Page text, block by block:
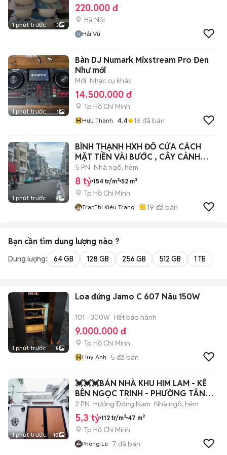
1 phút trước 3
220.000 đ
Hà Nội
Hải Vũ
1 phút trước 1
Bàn DJ Numark Mixstream Pro Đen
Như mới
Mới Nhạc cụ khác
14.500.000 đ
Tp Hồ Chí Minh
HHưu Thanh 4.4 16 đã bán
1 phút trước 9
BÌNH THẠNH HXH ĐỔ CỬA CÁCH
MẶT TIỀN VÀI BƯỚC , CÂY CẢNH
THIÊN NHIÊN
5 PN Nhà ngõ, hẻm
8 tỷ 154 tr/m² 52 m²
Tp Hồ Chí Minh
TranThi Kiêu Trang 19 đã bán
Bạn cần tìm dung lượng nào ?
Dung lượng: 64 GB 128 GB 256 GB 512 GB 1 TB
1 phút trước 5
Loa đứng Jamo C 607 Nâu 150W
101 - 300W Hết bảo hành
9.000.000 đ
Tp Hồ Chí Minh
HHuy Anh 5 đã bán
1 phút trước 10
💓💓💓BÁN NHÀ KHU HIM LAM - KẾ
BÊN NGỌC TRINH - PHƯỜNG TÂN
HƯNG - XE TẢI
2 PN Hướng Đông Nam Nhà ngõ, hẻm
5,3 tỷ 112 tr/m² 47 m²
Tp Hồ Chí Minh
Phong Lê 7 đã bán